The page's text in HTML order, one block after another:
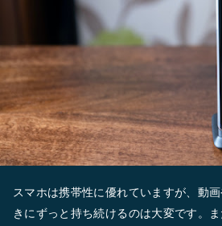
スマホは携帯性に優れていますが、動
きにずっと持ち続けるのは大変です。